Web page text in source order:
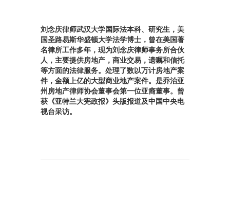
刘念庆律师武汉大学国际法本科、研究生，美
国圣路易斯华盛顿大学法学博士，曾在美国著
名律所工作多年，现为刘念庆律师事务所合伙
人，主要提供房地产，商业交易，遗嘱和信托
等方面的法律服务。处理了数以万计房地产案
件，金额上亿的大型商业地产案件。是乔治亚
州房地产律师协会董事会第一位亚裔董事。曾
获《亚特兰大宪政报》头版报道及中国中央电
视台采访。